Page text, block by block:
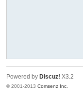
Powered by Discuz! X3.2
© 2001-2013Comsenz Inc.